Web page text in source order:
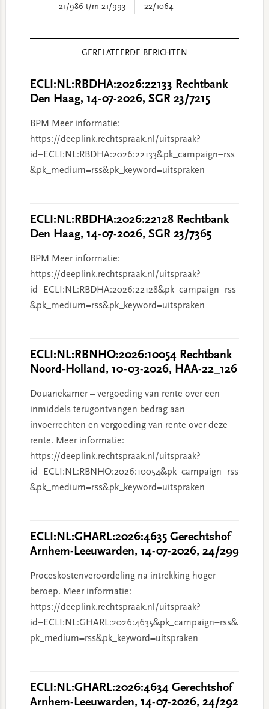
21/986 t/m 21/993
22/1064
GERELATEERDE BERICHTEN
ECLI:NL:RBDHA:2026:22133 Rechtbank
Den Haag, 14-07-2026, SGR 23/7215
BPM Meer informatie:
https://deeplink.rechtspraak.nl/uitspraak?
id=ECLI:NL:RBDHA:2026:22133&pk_campaign=rss
&pk_medium=rss&pk_keyword=uitspraken
ECLI:NL:RBDHA:2026:22128 Rechtbank
Den Haag, 14-07-2026, SGR 23/7365
BPM Meer informatie:
https://deeplink.rechtspraak.nl/uitspraak?
id=ECLI:NL:RBDHA:2026:22128&pk_campaign=rss
&pk_medium=rss&pk_keyword=uitspraken
ECLI:NL:RBNHO:2026:10054 Rechtbank
Noord-Holland, 10-03-2026, HAA-22_126
Douanekamer – vergoeding van rente over een
inmiddels terugontvangen bedrag aan
invoerrechten en vergoeding van rente over deze
rente. Meer informatie:
https://deeplink.rechtspraak.nl/uitspraak?
id=ECLI:NL:RBNHO:2026:10054&pk_campaign=rss
&pk_medium=rss&pk_keyword=uitspraken
ECLI:NL:GHARL:2026:4635 Gerechtshof
Arnhem-Leeuwarden, 14-07-2026, 24/299
Proceskostenveroordeling na intrekking hoger
beroep. Meer informatie:
https://deeplink.rechtspraak.nl/uitspraak?
id=ECLI:NL:GHARL:2026:4635&pk_campaign=rss&
pk_medium=rss&pk_keyword=uitspraken
ECLI:NL:GHARL:2026:4634 Gerechtshof
Arnhem-Leeuwarden, 14-07-2026, 24/292